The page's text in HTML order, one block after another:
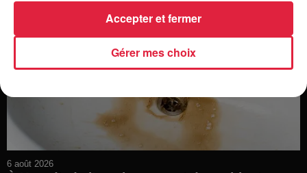
6 août 2026
Gérer mes choix
Accepter et fermer